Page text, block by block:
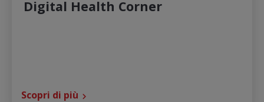
Digital Health Corner
Scopri di più